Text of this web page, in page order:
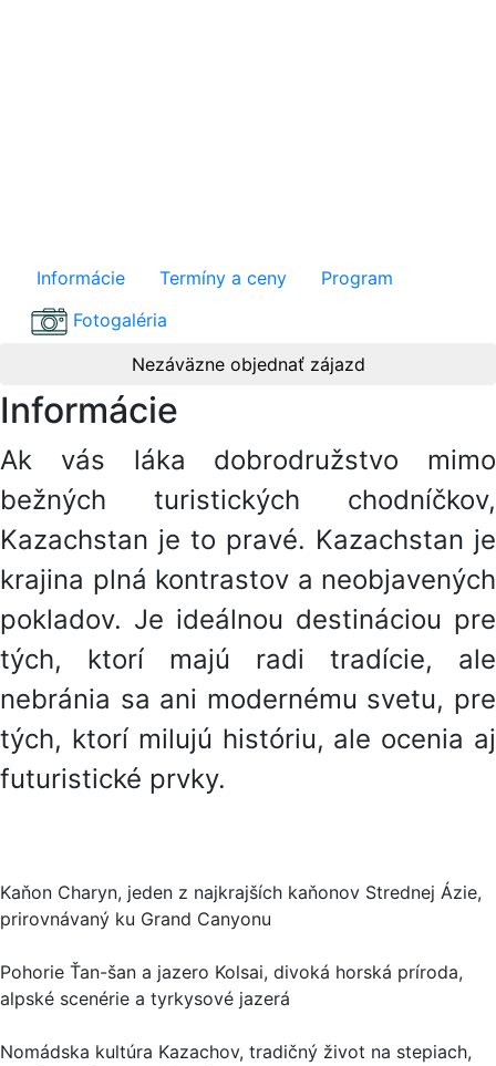
Informácie Termíny a ceny
Program
Fotogaléria
Nezáväzne objednať zájazd
Informácie
Ak vás láka dobrodružstvo mimo
bežných turistických chodníčkov,
Kazachstan je to pravé. Kazachstan je
krajina plná kontrastov a neobjavených
pokladov. Je ideálnou destináciou pre
tých, ktorí majú radi tradície, ale
nebránia sa ani modernému svetu, pre
tých, ktorí milujú históriu, ale ocenia aj
futuristické prvky.
Kaňon Charyn, jeden z najkrajších kaňonov Strednej Ázie,
prirovnávaný ku Grand Canyonu
Pohorie Ťan-šan a jazero Kolsai, divoká horská príroda,
alpské scenérie a tyrkysové jazerá
Nomádska kultúra Kazachov, tradičný život na stepiach,